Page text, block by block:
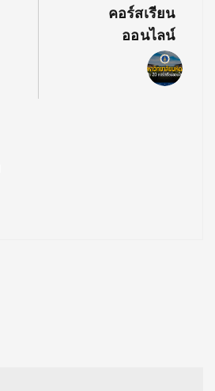
คอร์สเรียน
ออนไลน์